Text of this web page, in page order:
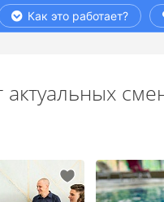
Как это работает?